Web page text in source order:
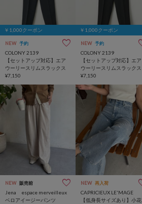
￥1,000クーポン
NEW 予約
COLONY 2139
【セットアップ対応】エア
ウーリースリムスラックス
¥7,150
￥1,000クーポン
NEW 予約
COLONY 2139
【セットアップ対応】エア
ウーリースリムスラックス
¥7,150
NEW 販売前
Jena espace merveilleux
ベロアイージーパンツ
NEW 再入荷
CAPRICIEUX LE'MAGE
【低身長サイズあり】小花